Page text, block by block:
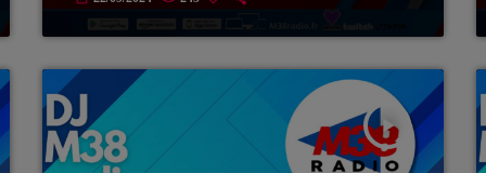
play_arrow